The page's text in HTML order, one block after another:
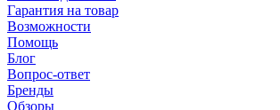
Гарантия на товар
Возможности
Помощь
Блог
Вопрос-ответ
Бренды
Обзоры